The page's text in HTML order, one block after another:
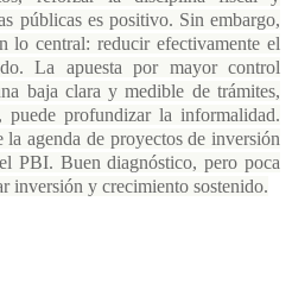
públicas es positivo. Sin embargo,
lo central: reducir efectivamente el
La apuesta por mayor control
baja clara y medible de trámites,
puede profundizar la informalidad.
la agenda de proyectos de inversión
PBI. Buen diagnóstico, pero poca
inversión y crecimiento sostenido.